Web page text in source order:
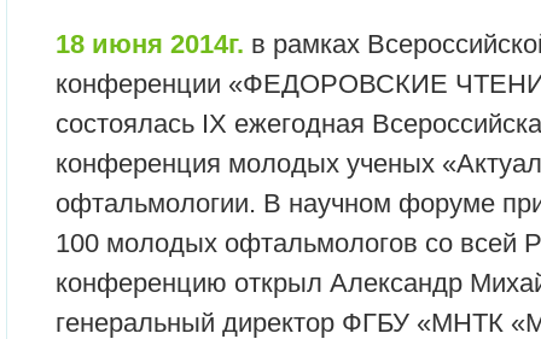
18 июня 2014г. в рамках
конференции «ФЕДОРОВСКИЕ
состоялась IX ежегодная
конференция молодых ученых
офтальмологии. В научном форуме
100 молодых офтальмологов со всей
конференцию открыл Александр
генеральный директор ФГБУ «МНТК